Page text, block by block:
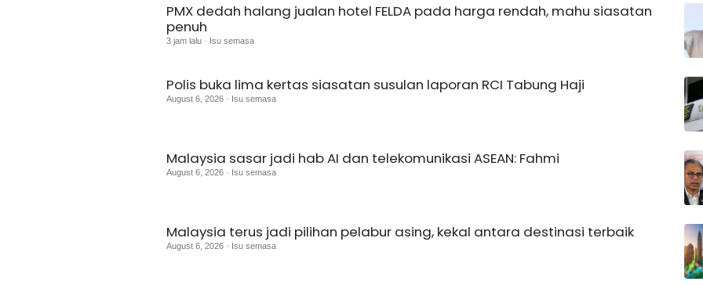
PMX dedah halang jualan hotel FELDA pada harga rendah, mahu siasatan
penuh
3 jam lalu · Isu semasa
Polis buka lima kertas siasatan susulan laporan RCI Tabung Haji
August 6, 2026 · Isu semasa
Malaysia sasar jadi hab AI dan telekomunikasi ASEAN: Fahmi
August 6, 2026 · Isu semasa
Malaysia terus jadi pilihan pelabur asing, kekal antara destinasi terbaik
August 6, 2026 · Isu semasa